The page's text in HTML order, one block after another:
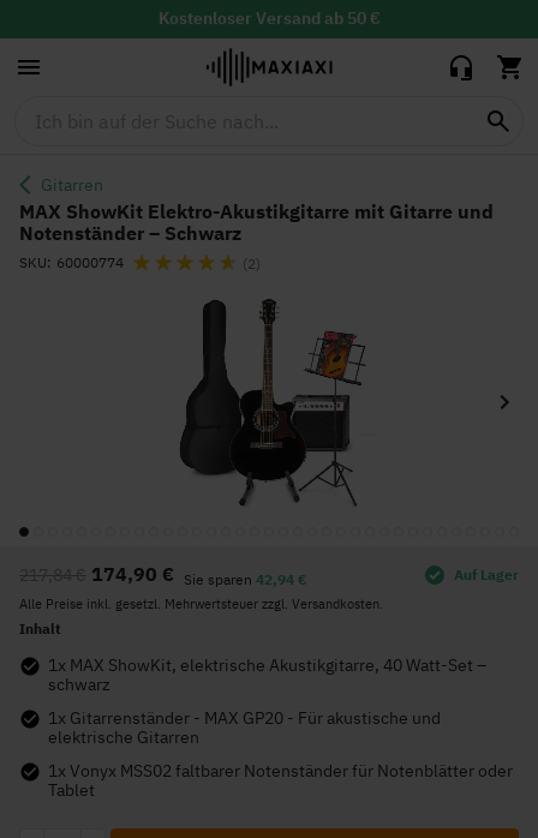
30 Tage Widerrufsrecht mitkostenloser Rücksendung
Tiefstpreisgarantie
Gitarren
mit Gitarre
Notenständer
217,84 €
MAX ShowKit Elektro-Akustikgitarre mit Gitarre und
Notenständer – Schwarz
SKU 60000774 Bewertung: (2)
174,90 €
217,84 € Sie sparen 42,94 €
Alle Preise inkl. gesetzl. Mehrwertsteuer zzgl. Versandkosten.
Inhalt
1x MAX ShowKit, elektrische Akustikgitarre, 40 Watt-Set –
schwarz
1x Gitarrenständer - MAX GP20 - Für akustische und
elektrische Gitarren
1x Vonyx MSS02 faltbarer Notenständer für Notenblätter oder
Tablet
Auf Lager
der
Bildgalerie
springen